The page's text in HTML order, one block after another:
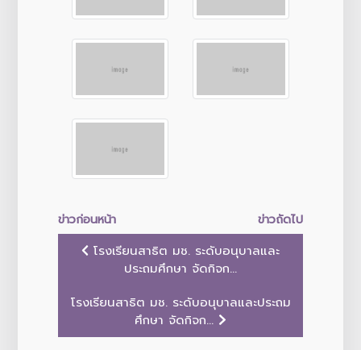
ข่าวก่อนหน้า
ข่าวถัดไป
โรงเรียนสาธิต มช. ระดับอนุบาลและ
ประถมศึกษา จัดกิจก...
โรงเรียนสาธิต มช. ระดับอนุบาลและประถม
ศึกษา จัดกิจก...